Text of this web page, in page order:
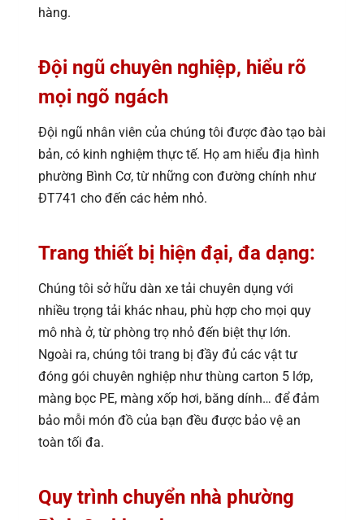
hàng.
Đội ngũ chuyên nghiệp, hiểu rõ
mọi ngõ ngách
Đội ngũ nhân viên của chúng tôi được đào tạo bài
bản, có kinh nghiệm thực tế. Họ am hiểu địa hình
phường Bình Cơ, từ những con đường chính như
ĐT741 cho đến các hẻm nhỏ.
Trang thiết bị hiện đại, đa dạng:
Chúng tôi sở hữu dàn xe tải chuyên dụng với
nhiều trọng tải khác nhau, phù hợp cho mọi quy
mô nhà ở, từ phòng trọ nhỏ đến biệt thự lớn.
Ngoài ra, chúng tôi trang bị đầy đủ các vật tư
đóng gói chuyên nghiệp như thùng carton 5 lớp,
màng bọc PE, màng xốp hơi, băng dính… để đảm
bảo mỗi món đồ của bạn đều được bảo vệ an
toàn tối đa.
Quy trình chuyển nhà phường